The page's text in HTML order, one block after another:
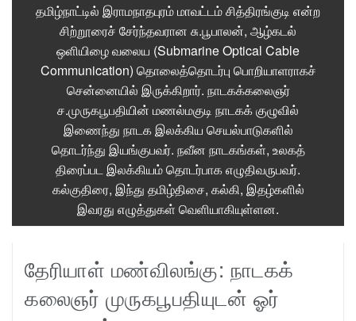
தமிழ்நாட்டில் இராமநாதபுரம் மாவட்டம் சித்திரங்குடி என்ற
சிற்றூரைச் சேர்ந்தவரான சு.பூபாலன், ஆழ்கடல்
ஒளியிழை வலைய (Submarine Optical Cable
Communication) தொலைத்தொடர்பு பொறியாளராகச்
சென்னையில் இருக்கிறார். நாடகக்கலைஞர்
ச.முருகபூபதியின் மணல்மகுடி நாடகக் குழுவில்
இணைந்து நாடக இலக்கிய செயல்பாடுகளில்
தொடர்ந்து இயங்குபவர். நவீன நாடகங்கள், உலகத்
திரைப்பட இலக்கியம் தொடர்பாக எழுதிவருபவர்.
கல்குதிரை, இந்து தமிழ்திசை, கல்கி, இதழ்களில்
இவரது எழுத்துகள் வெளியாகியுள்ளன.
தேரியாள் மண்விலங்கு: நாடகக்
கலைஞர் முருகபூபதியுடன் ஓர்